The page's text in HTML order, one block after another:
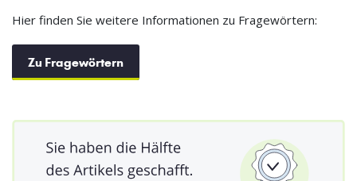
Hier finden Sie weitere Informationen zu Fragewörtern:
Zu Fragewörtern